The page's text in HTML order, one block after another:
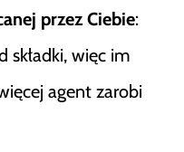
przez Ciebie:
składki, więc im
agent zarobi